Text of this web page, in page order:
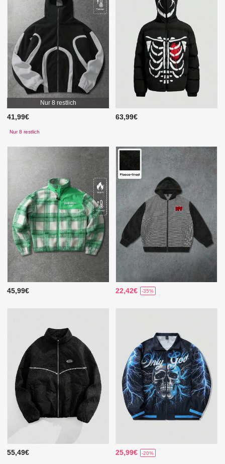
Nur 8 restlich
41,99€
Nur 8 restlich
63,99€
45,99€ 22,42€ -35%
55,49€ 25,99€ -20%